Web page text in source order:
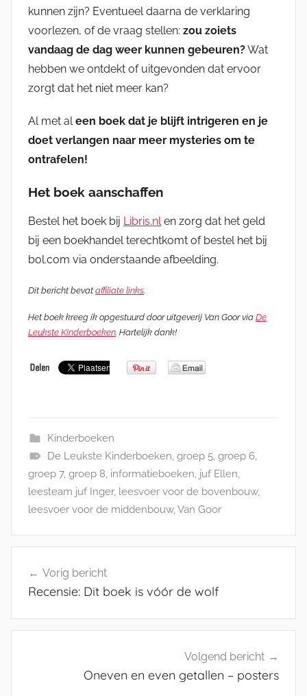
kunnen zijn? Eventueel daarna de verklaring
voorlezen, of de vraag stellen: zou zoiets
vandaag de dag weer kunnen gebeuren?Wat
hebben we ontdekt of uitgevonden dat ervoor
zorgt dat het niet meer kan?
Al met aleen boek dat je blijft intrigeren en je
doet verlangen naar meer mysteries om te
ontrafelen!
Het boek aanschaffen
Bestel het boek bij Libris.nlen zorg dat het geld
bij een boekhandel terechtkomt of bestel het bij
bol.com via onderstaande afbeelding.
Dit bericht bevat affiliate links.
Het boek kreeg ik opgestuurd door uitgeverij Van Goor via De
Leukste Kinderboeken. Hartelijk dank!
Kinderboeken
De Leukste Kinderboeken, groep 5, groep 6,
groep 7, groep 8, informatieboeken, juf Ellen,
leesteam juf Inger, leesvoer voor de bovenbouw,
leesvoer voor de middenbouw,Van Goor
navigatie
Vorig bericht
Recensie: Dit boek is vóór de wolf
Volgend bericht
Oneven en even getallen – posters